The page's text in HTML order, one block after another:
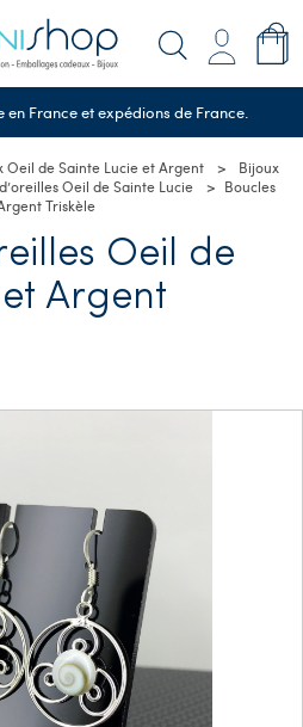
en France et expédions de France.
Oeil de Sainte Lucie et Argent
Bijoux
Oeil de Sainte Lucie
Boucles
Triskèle
Oeil de
Argent